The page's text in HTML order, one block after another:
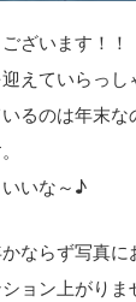
ざいます！！
えていらっし
るのは年末
いな～♪
ならず写真に
ョン上がりま